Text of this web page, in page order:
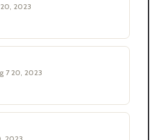
Special Edition Black Ballpoint
2023
7 20, 2023